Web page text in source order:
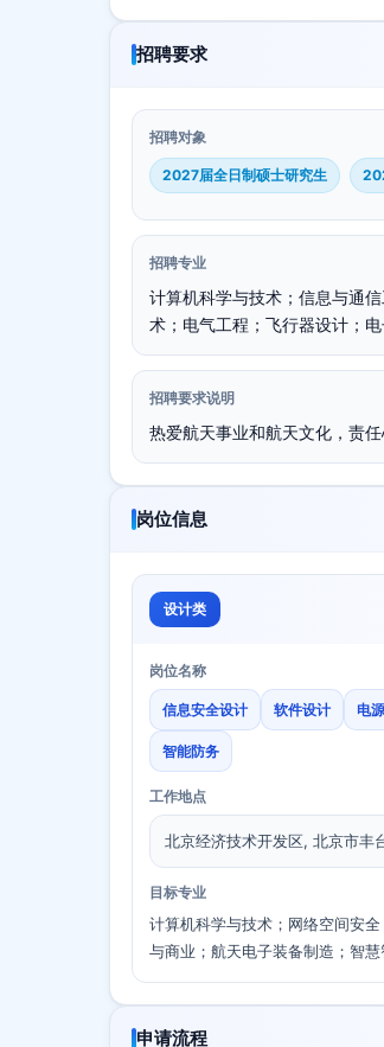
招聘要求
招聘对象
2027届全日制硕士研究生
招聘专业
计算机科学与技术；信息与通
术；电气工程；飞行器设计；电
招聘要求说明
热爱航天事业和航天文化，责
岗位信息
设计类
岗位名称
信息安全设计 软件设计 电
智能防务
工作地点
北京经济技术开发区, 北京市丰
目标专业
计算机科学与技术；网络空间安
与商业；航天电子装备制造；智慧
申请流程